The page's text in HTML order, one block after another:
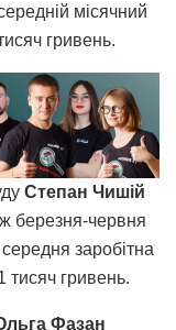
місячний
гривень.
Степан Чишій
березня-червня
заробітна
тисяч гривень.
Фазан